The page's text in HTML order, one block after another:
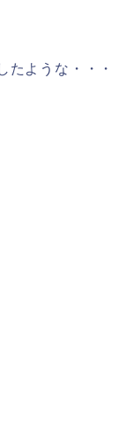
たような・・・